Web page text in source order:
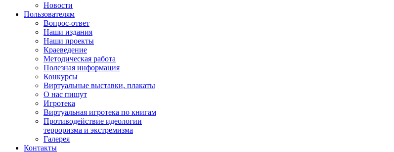
Новости
Пользователям
Вопрос-ответ
Наши издания
Наши проекты
Краеведение
Методическая работа
Полезная информация
Конкурсы
Виртуальные выставки, плакаты
О нас пишут
Игротека
Виртуальная игротека по книгам
Противодействие идеологии
терроризма и экстремизма
Галерея
Контакты